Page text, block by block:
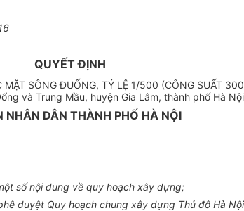
QUYẾT ĐỊNH
MẶT SÔNG ĐUỐNG, TỶ LỆ 1/500 (CÔNG SUẤT
và Trung Mầu, huyện Gia Lâm, thành phốHà
NHÂN DÂN THÀNH PHỐ HÀ NỘI
số nội dung về quy hoạch xây dựng;
duyệt Quy hoạch chung xây dựng Thủ đô Hà